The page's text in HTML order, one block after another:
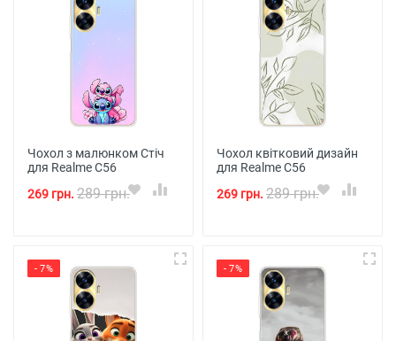
Чохол з малюнком Стіч
для Realme C56
269 грн. 289 грн.
Чохол квітковий дизайн
для Realme C56
269 грн. 289 грн.
- 7% - 7%